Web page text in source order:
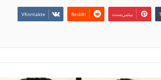
بينتيريست